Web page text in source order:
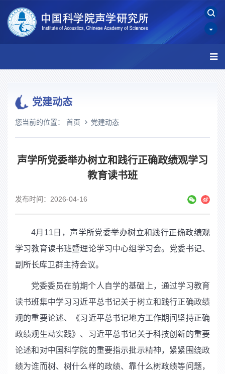
党建动态
您当前的位置： 首页 党建动态
声学所党委举办树立和践行正确政绩观学习
教育读书班
发布时间：2026-04-16
4月 11 日，声学所党委举办树立和践行正确政绩观
学习教育读书班暨理论学习中心组学习会。党委书记、
副所长库卫群主持会议。
党委委员在前期个人自学的基础上，通过学习教育
读书班集中学习习近平总书记关于树立和践行正确政绩
观的重要论述、《习近平总书记地方工作期间坚持正确
政绩观生动实践》、习近平总书记关于科技创新的重要
论述和对中国科学院的重要指示批示精神，紧紧围绕政
绩为谁而树、树什么样的政绩、靠什么树政绩等问题，